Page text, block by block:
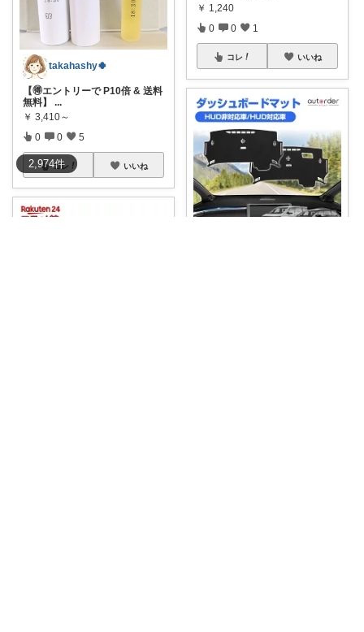
2,974件
takahashy🍀
【🉐エントリーで P10倍 & 送料
無料】
...
￥ 3,410～
0 0 5
コレ いいね
￥ 1,240
0 0 1
コレ いいね